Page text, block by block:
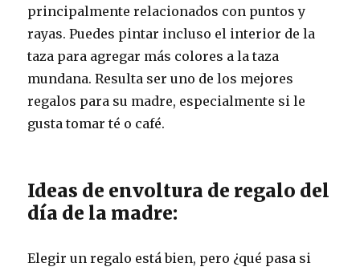
principalmente relacionados con puntos y
rayas. Puedes pintar incluso el interior de la
taza para agregar más colores a la taza
mundana. Resulta ser uno de los mejores
regalos para su madre, especialmente si le
gusta tomar té o café.
Ideas de envoltura de regalo del
día de la madre:
Elegir un regalo está bien, pero ¿qué pasa si